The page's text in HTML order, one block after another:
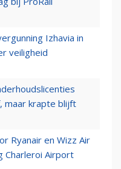
Izhavia in
veiligheid
maar krapte blijft
Ryanair en Wizz Air
Charleroi Airport